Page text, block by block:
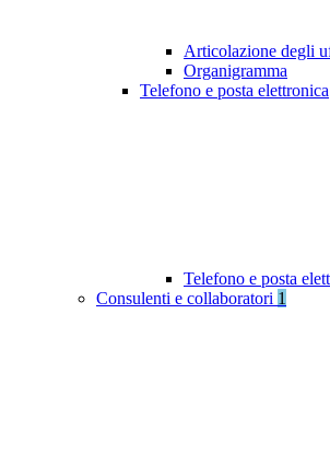
Articolazione degli
Organigramma
Telefono e posta elettronica
Telefono e posta
Consulenti e collaboratori 1